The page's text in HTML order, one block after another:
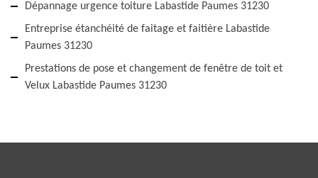
Dépannage urgence toiture Labastide Paumes 31230
Entreprise étanchéité de faitage et faitière Labastide
Paumes 31230
Prestations de pose et changement de fenêtre de toit et
Velux Labastide Paumes 31230